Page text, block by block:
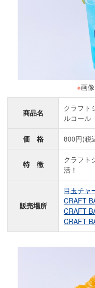
※画
商品名 クラフト
ルコール
価 格 800円(税
特 徴
クラフト
活！
販売場所
目玉チャ
CRAFT
CRAFT
CRAFT